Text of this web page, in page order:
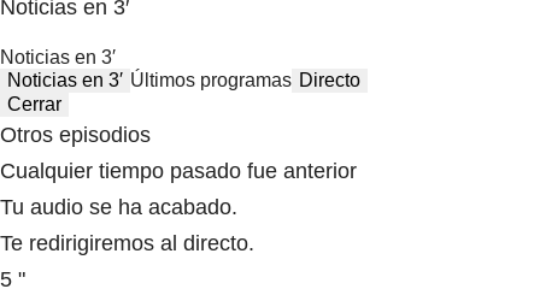
Noticias en 3′
Noticias en 3′
Noticias en 3′ Últimos programas Directo
Cerrar
Otros episodios
Cualquier tiempo pasado fue anterior
Tu audio se ha acabado.
Te redirigiremos al directo.
5 "